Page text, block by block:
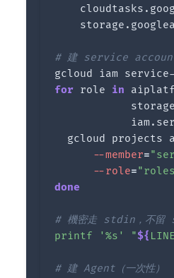
# 建 service
for role in
gcloud projects
--member=
--role=
done
# 機密走 stdin，不
printf
'%s' "${
# 建 Agent（一次性）